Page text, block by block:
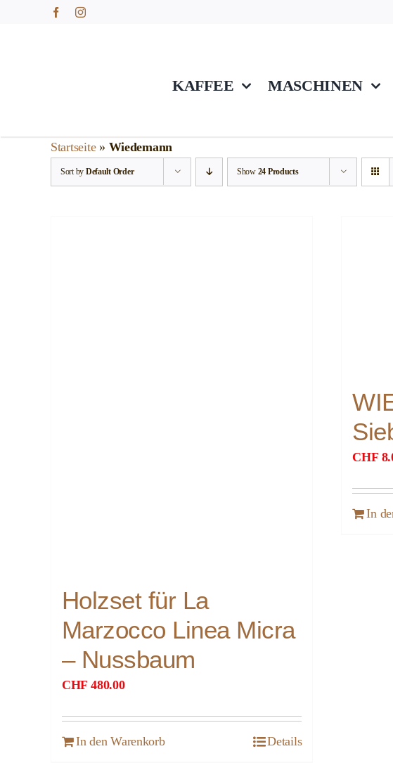
KAFFEE MASCHINEN
Startseite» Wiedemann
Sort by Default Order Show 24 Products
Holzset für La
Marzocco Linea Micra
– Nussbaum
CHF 480.00
In den Warenkorb Details
CHF
In